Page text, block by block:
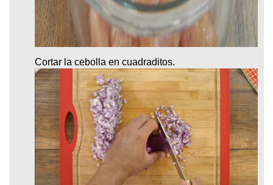
Cortar la cebolla en cuadraditos.